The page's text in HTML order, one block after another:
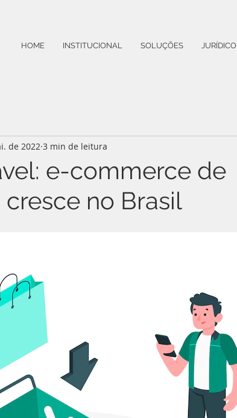
HOME INSTITUCIONAL SOLUÇÕES JURÍDICO
e-commerce de
no Brasil
de 2022 3 min de leitura